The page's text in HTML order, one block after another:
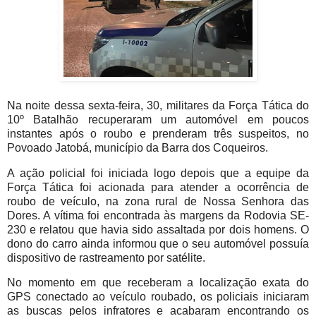
Na noite dessa sexta-feira, 30, militares da Força Tática do
10º Batalhão recuperaram um automóvel em poucos
instantes após o roubo e prenderam três suspeitos, no
Povoado Jatobá, município da Barra dos Coqueiros.
A ação policial foi iniciada logo depois que a equipe da
Força Tática foi acionada para atender a ocorrência de
roubo de veículo, na zona rural de Nossa Senhora das
Dores. A vítima foi encontrada às margens da Rodovia SE-
230 e relatou que havia sido assaltada por dois homens. O
dono do carro ainda informou que o seu automóvel possuía
dispositivo de rastreamento por satélite.
No momento em que receberam a localização exata do
GPS conectado ao veículo roubado, os policiais iniciaram
as buscas pelos infratores e acabaram encontrando os